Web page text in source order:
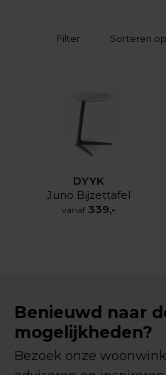
Filter Sorteren op
DYYK
Juno Bijzettafel
vanaf 339,-
Benieuwd naar
mogelijkheden?
Bezoek onze